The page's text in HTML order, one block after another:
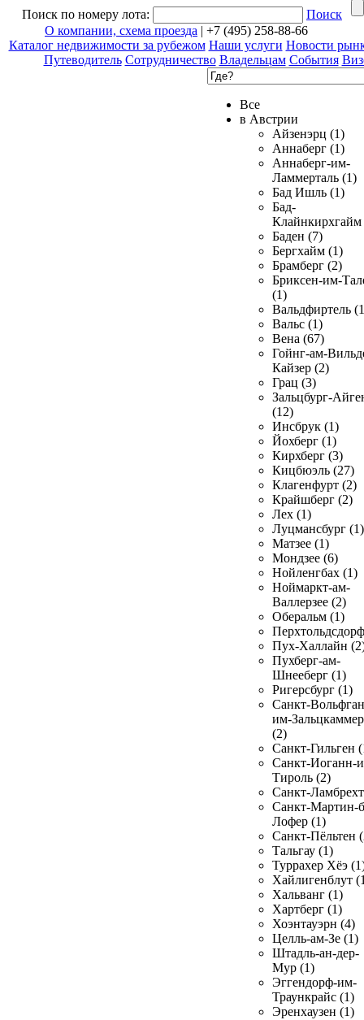
Поиск по номеру лота:
Поиск
О компании, схема проезда | +7 (495) 258-88-66
Каталог недвижимости за рубежом Наши услуги Новости
Путеводитель Сотрудничество Владельцам События
Все
в Австрии
Айзенэрц (1)
Аннаберг (1)
Аннаберг-им-
Ламмерталь (1)
Бад Ишль (1)
Бад-
Клайнкирхгайм
Баден (7)
Бергхайм (1)
Брамберг (2)
Бриксен-им-
(1)
Вальдфиртель
Вальс (1)
Вена (67)
Гойнг-ам-
Кайзер (2)
Грац (3)
Зальцбург-
(12)
Инсбрук (1)
Йохберг (1)
Кирхберг (3)
Кицбюэль (27)
Клагенфурт (2)
Крайшберг (2)
Лех (1)
Луцмансбург (1)
Матзее (1)
Мондзее (6)
Нойленгбах (1)
Ноймаркт-ам-
Валлерзее (2)
Оберальм (1)
Пух-Халлайн
Пухберг-ам-
Шнееберг (1)
Ригерсбург (1)
Санкт-
им-
(2)
Санкт-Гильген
Санкт-Иоганн-
Тироль (2)
Санкт-
Санкт-Мартин-
Лофер (1)
Санкт-Пёльтен
Тальгау (1)
Туррахер Хёэ
Хайлигенблут
Хальванг (1)
Хартберг (1)
Хоэнтауэрн (4)
Целль-ам-Зе (1)
Штадль-ан-дер-
Мур (1)
Эггендорф-им-
Траункрайс (1)
Эренхаузен (1)